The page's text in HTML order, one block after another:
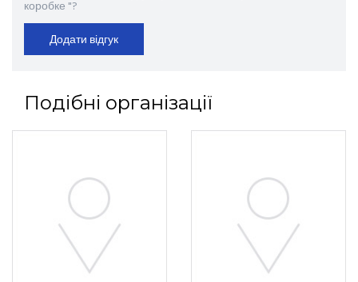
коробке "?
Додати відгук
Подібні організації